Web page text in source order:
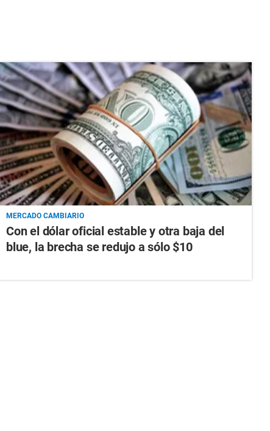
MERCADO CAMBIARIO
Con el dólar oficial estable y otra baja del
blue, la brecha se redujo a sólo $10